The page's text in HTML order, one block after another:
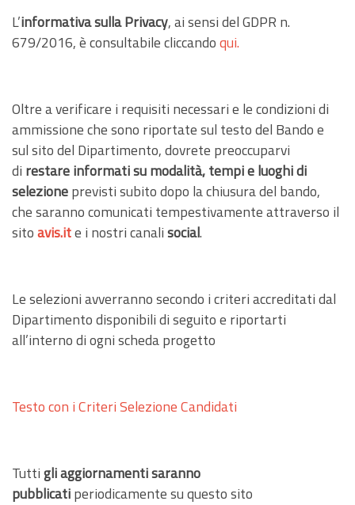
L’informativa sulla Privacy, ai sensi del GDPR n.
679/2016, è consultabile cliccandoqui.
Oltre a verificare i requisiti necessari e le condizioni di
ammissione che sono riportate sul testo del Bando e
sul sito del Dipartimento, dovrete preoccuparvi
di restare informati su modalità, tempi e luoghi di
selezioneprevisti subito dopo la chiusura del bando,
che saranno comunicati tempestivamente attraverso il
sitoavis.ite i nostri canalisocial.
Le selezioni avverranno secondo i criteri accreditati dal
Dipartimento disponibili di seguito e riportarti
all’interno di ogni scheda progetto
Testo con i Criteri Selezione Candidati
Tuttigli aggiornamenti saranno
pubblicatiperiodicamente su questo sito